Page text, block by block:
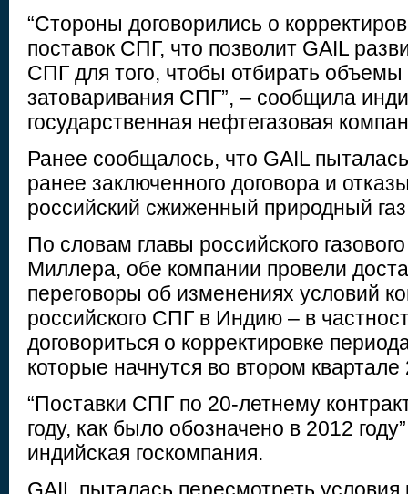
“Стороны договорились о
поставок СПГ, что позволит GAIL
СПГ для того, чтобы отбирать
затоваривания СПГ”, – сообщила
государственная нефтегазовая
Ранее сообщалось, что GAIL
ранее заключенного договора и
российский сжиженный природный
По словам главы российского
Миллера, обе компании провели
переговоры об изменениях условий
российского СПГ в Индию – в
договориться о корректировке
которые начнутся во втором квартале
“Поставки СПГ по 20-летнему
году, как было обозначено в 2012
индийская госкомпания.